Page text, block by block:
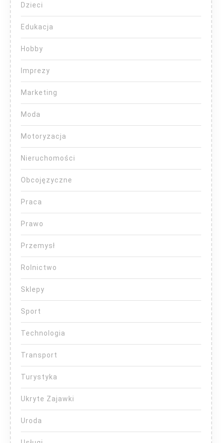
Dzieci
Edukacja
Hobby
Imprezy
Marketing
Moda
Motoryzacja
Nieruchomości
Obcojęzyczne
Praca
Prawo
Przemysł
Rolnictwo
Sklepy
Sport
Technologia
Transport
Turystyka
Ukryte Zajawki
Uroda